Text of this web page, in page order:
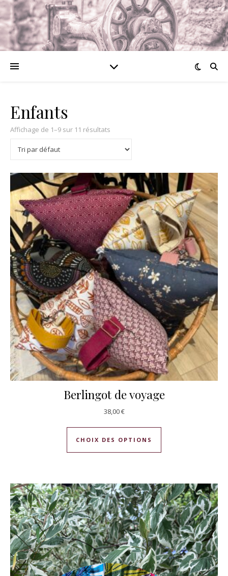
Enfants
Affichage de 1–9 sur 11 résultats
Berlingot de voyage
38,00€
CHOIX DES OPTIONS
Ce produit a